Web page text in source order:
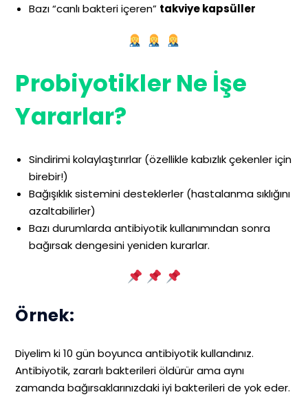
Bazı “canlı bakteri içeren” takviye kapsüller
Probiyotikler Ne İşe
Yararlar?
Sindirimi kolaylaştırırlar (özellikle kabızlık çekenler için
birebir!)
Bağışıklık sistemini desteklerler (hastalanma sıklığını
azaltabilirler)
Bazı durumlarda antibiyotik kullanımından sonra
bağırsak dengesini yeniden kurarlar.
Örnek:
Diyelim ki 10 gün boyunca antibiyotik kullandınız.
Antibiyotik, zararlı bakterileri öldürür ama aynı
zamanda bağırsaklarınızdaki iyi bakterileri de yok eder.